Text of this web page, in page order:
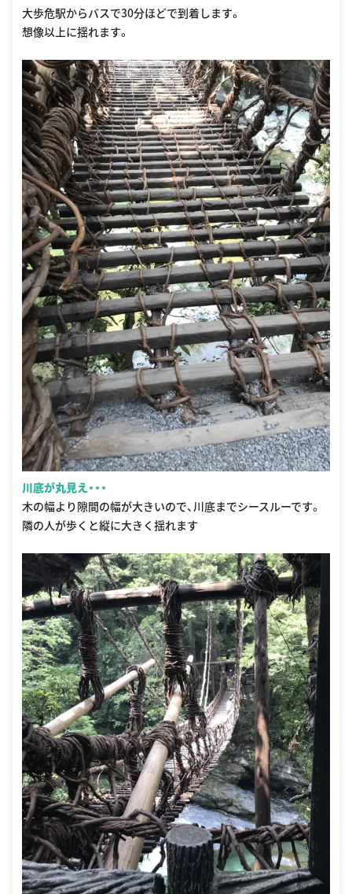
大歩危駅からバスで30分ほどで到着します。
想像以上に揺れます。
川底が丸見え・・・
木の幅より隙間の幅が大きいので、川底までシースルーです。
隣の人が歩くと縦に大きく揺れます